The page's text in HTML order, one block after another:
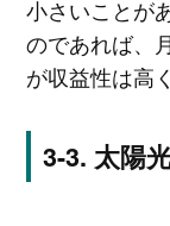
小さいことが
のであれば、
が収益性は高
太陽